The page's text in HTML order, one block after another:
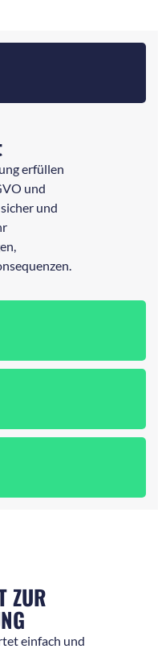
erfüllen
und
und
ZUR
einfach und